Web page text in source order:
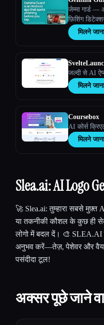
जेम्मा गार्ड —
फ़िशिंग
मिलने जाना
जल्दी से AI
मिलने जाना
Coursebox
AI कोर्स
मिलने जाना
Slea.ai: AI Logo
🚀 Slea.ai: तुम्हारा सबसे मुफ़्त
या तकनीकी कौशल के कुछ ही
लोगो में बदल दें। 🎨 SLEA.AI
अनुभव करें—तेज़, पेशेवर और
पसंदीदा टूल!
अक्सर पूछे जाने